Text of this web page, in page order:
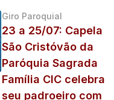
Giro Paroquial
23 a 25/07: Capela
São Cristóvão da
Paróquia Sagrada
Família CIC celebra
seu padroeiro com